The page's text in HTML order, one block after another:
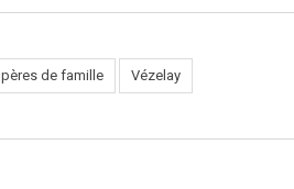
pères de famille Vézelay